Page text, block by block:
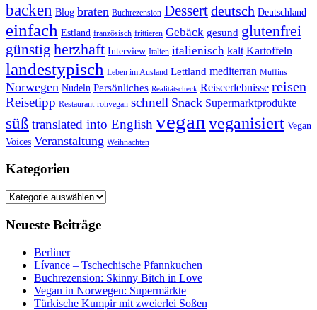
backen Blog braten Buchrezension Dessertdeutsch Deutschland
einfach Estland französisch frittieren Gebäck gesund glutenfrei
günstig herzhaft Interview Italien italienisch kalt Kartoffeln
landestypisch Leben im Ausland Lettland mediterran Muffins
Norwegen Nudeln Persönliches Realitätscheck Reiseerlebnisse reisen
Reisetipp Restaurant rohvegan schnell Snack Supermarktprodukte
süß translated into English vegan veganisiert Vegan
Voices Veranstaltung Weihnachten
Kategorien
Kategorien
Neueste Beiträge
Berliner
Lívance – Tschechische Pfannkuchen
Buchrezension: Skinny Bitch in Love
Vegan in Norwegen: Supermärkte
Türkische Kumpir mit zweierlei Soßen